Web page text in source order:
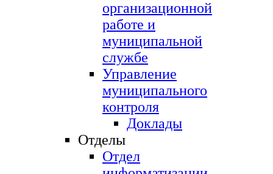
организационной
работе и
муниципальной
службе
Управление
муниципального
контроля
Доклады
Отделы
Отдел